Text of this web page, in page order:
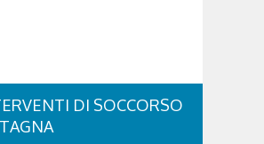
DI SOCCORSO